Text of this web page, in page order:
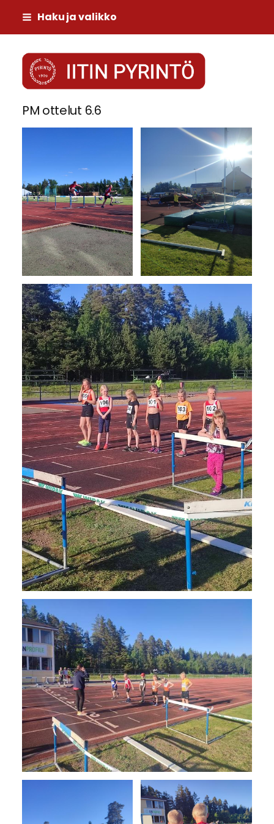
Siirry
sivun
sisältöön
Haku ja valikko
Iitin Pyrintö
PM ottelut 6.6